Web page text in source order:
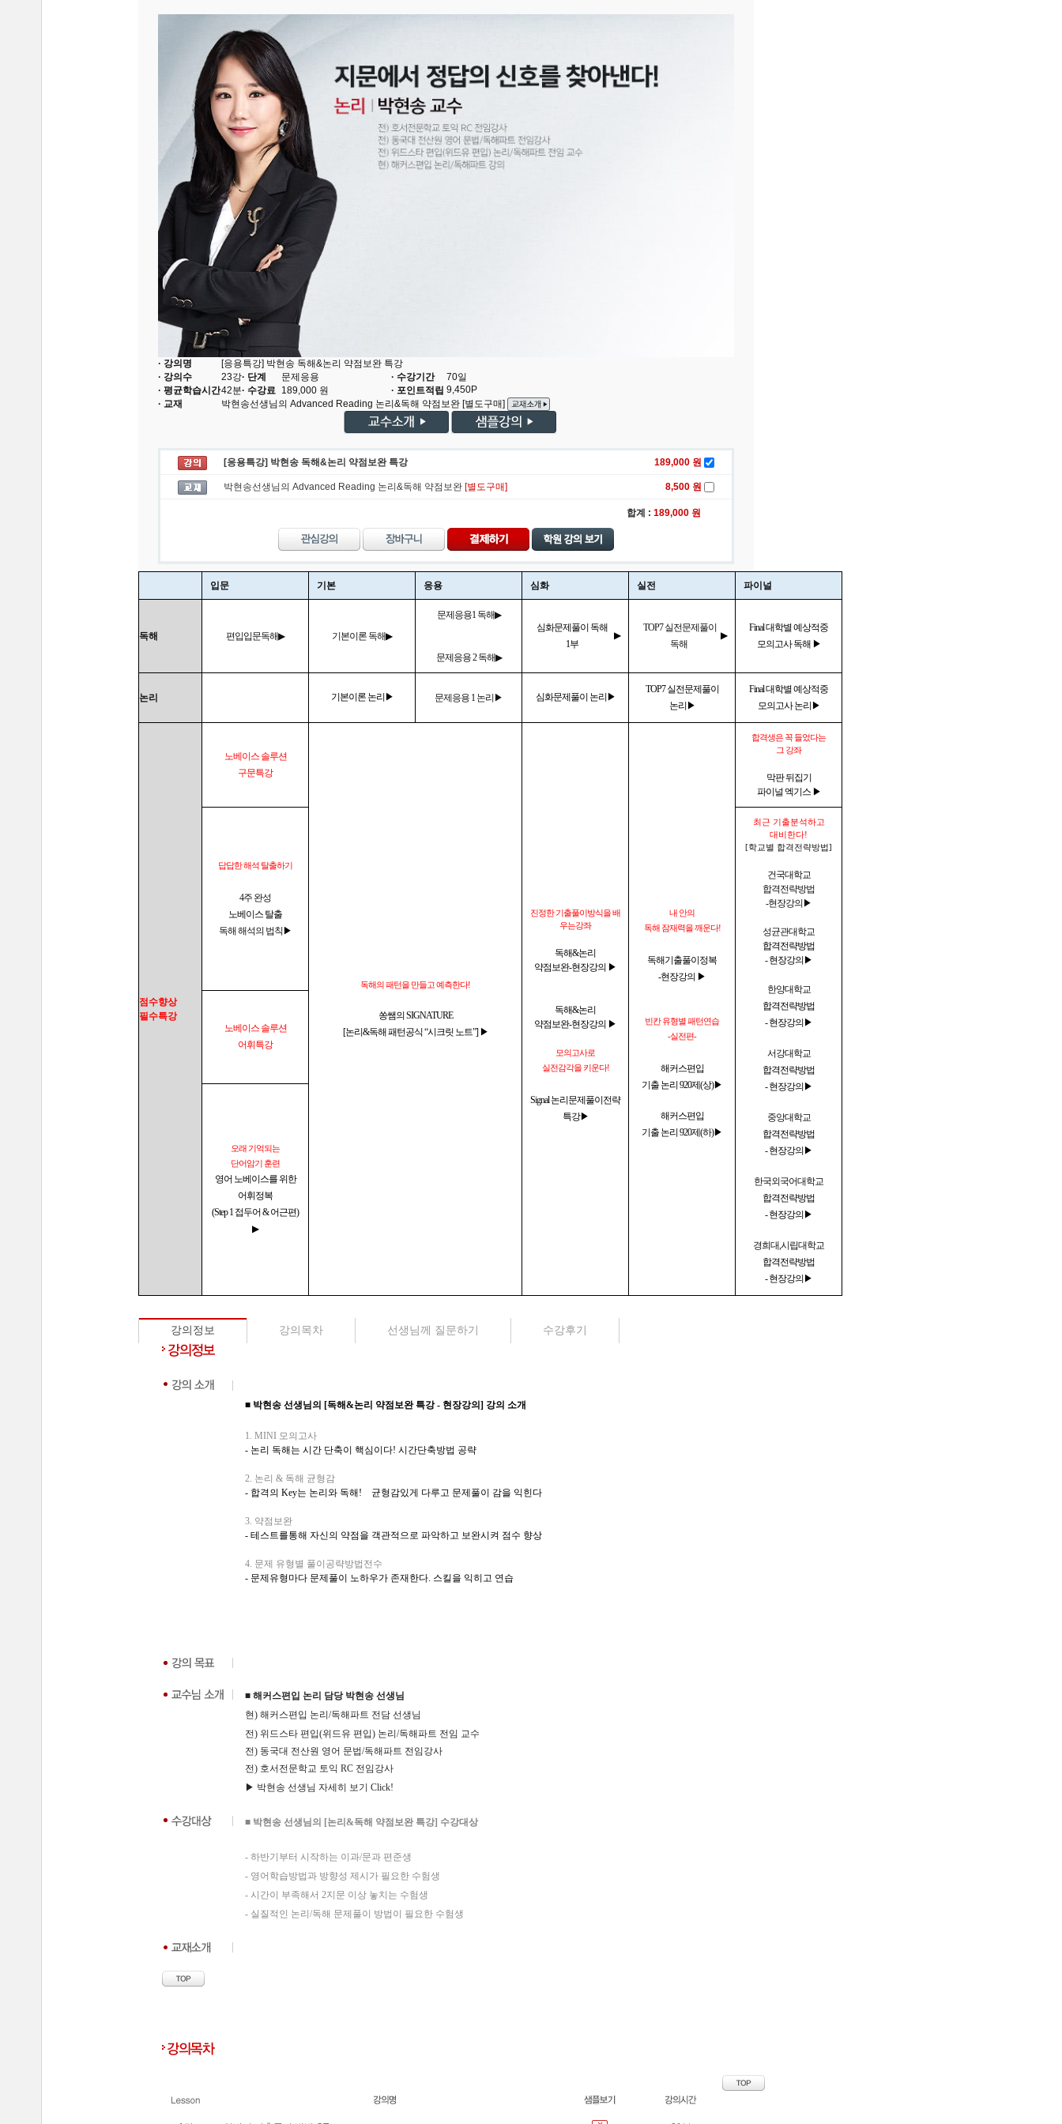
· 강의명
[응용특강] 박현송 독해&논리 약점보완 특강
· 강의수
23강· 단계 문제응용 · 수강기간 70일
· 평균학습시간42분· 수강료 189,000 원 · 포인트적립 9,450P
· 교재
박현송선생님의 Advanced Reading 논리&독해 약점보완 [별도구매]
[응용특강] 박현송 독해&논리 약점보완 특강 189,000 원
박현송선생님의 Advanced Reading 논리&독해 약점보완 [별도구매] 8,500 원
합계 : 189,000 원
입문 기본 응용 심화 실전 파이널
독해 편입입문독해▶ 기본이론 독해▶
문제응용1 독해▶
문제응용 2 독해▶
심화문제풀이 독해
1부
▶
TOP7 실전문제풀이
독해
▶
Final 대학별 예상적중
모의고사 독해 ▶
논리 기본이론 논리▶ 문제응용 1 논리▶ 심화문제풀이 논리▶
TOP7 실전문제풀이
논리▶
Final 대학별 예상적중
모의고사 논리▶
점수향상
필수특강
노베이스 솔루션
구문특강
독해의 패턴을 만들고 예측한다!
쏭쌤의 SIGNATURE
[논리&독해 패턴공식 “시크릿 노트”] ▶
진정한 기출풀이방식을 배
우는강좌
독해&논리
약점보완-현장강의 ▶
독해&논리
약점보완-현장강의 ▶
모의고사로
실전감각을 키운다!
Signal 논리문제풀이전략
특강▶
내 안의
독해 잠재력을 깨운다!
독해기출풀이정복
-현장강의 ▶
빈칸 유형별 패턴연습
-실전편-
해커스편입
기출 논리 920제(상)▶
해커스편입
기출 논리 920제(하)▶
합격생은 꼭 들었다는
그 강좌
막판 뒤집기
파이널 엑기스 ▶
답답한 해석 탈출하기
4주 완성
노베이스 탈출
독해 해석의 법칙▶
최근 기출분석하고
대비한다!
[학교별 합격전략방법]
건국대학교
합격전략방법
-현장강의▶
성균관대학교
합격전략방법
- 현장강의▶
한양대학교
합격전략방법
- 현장강의▶
서강대학교
합격전략방법
- 현장강의▶
중앙대학교
합격전략방법
- 현장강의▶
한국외국어대학교
합격전략방법
- 현장강의▶
경희대,시립대학교
합격전략방법
- 현장강의▶
노베이스 솔루션
어휘특강
오래 기억되는
단어암기 훈련
영어 노베이스를 위한
어휘정복
(Step 1 접두어 & 어근편)
▶
강의정보 강의목차 선생님께 질문하기 수강후기
■ 박현송 선생님의 [독해&논리 약점보완 특강 - 현장강의] 강의 소개
1. MINI 모의고사
- 논리 독해는 시간 단축이 핵심이다! 시간단축방법 공략
2. 논리 & 독해 균형감
- 합격의 Key는 논리와 독해! 균형감있게 다루고 문제풀이 감을 익힌다
3. 약점보완
- 테스트를통해 자신의 약점을 객관적으로 파악하고 보완시켜 점수 향상
4. 문제 유형별 풀이공략방법전수
- 문제유형마다 문제풀이 노하우가 존재한다. 스킬을 익히고 연습
■ 해커스편입 논리 담당 박현송 선생님
현) 해커스편입 논리/독해파트 전담 선생님
전) 위드스타 편입(위드유 편입) 논리/독해파트 전임 교수
전) 동국대 전산원 영어 문법/독해파트 전임강사
전) 호서전문학교 토익 RC 전임강사
▶ 박현송 선생님 자세히 보기 Click!
■ 박현송 선생님의 [논리&독해 약점보완 특강] 수강대상
- 하반기부터 시작하는 이과/문과 편준생
- 영어학습방법과 방향성 제시가 필요한 수험생
- 시간이 부족해서 2지문 이상 놓치는 수험생
- 실질적인 논리/독해 문제풀이 방법이 필요한 수험생